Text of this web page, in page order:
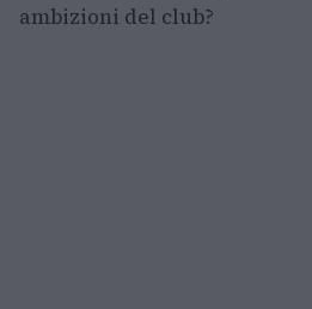
ambizioni del club?